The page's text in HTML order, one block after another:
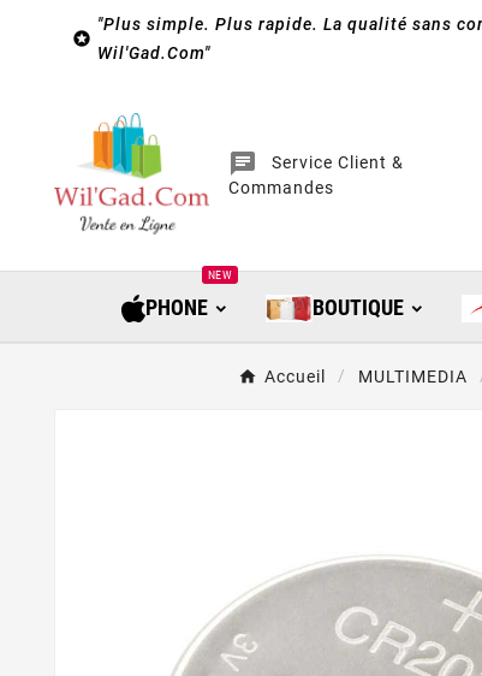

"Plus simple. Plus rapide. La qualité sans
Wil'Gad.Com"
chat
Service Client &
Commandes
PHONE
NEW
BOUTIQUE
Accueil MULTIMEDIA